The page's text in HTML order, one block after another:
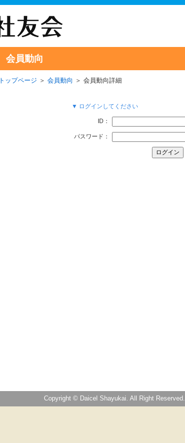
会員動向
トップページ ＞ 会員動向 ＞ 会員動向詳細
▼ ログインしてください
ID：
パスワード：
Copyright © Daicel Shayukai. All Right Reserved.